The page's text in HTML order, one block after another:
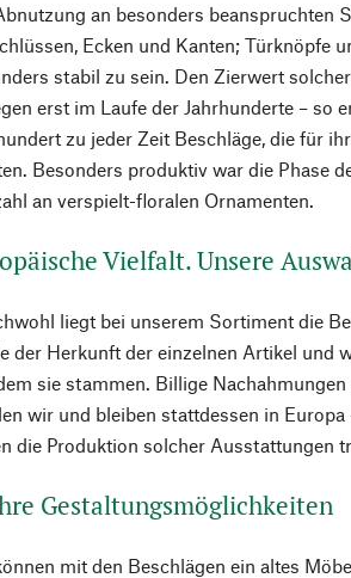
an besonders beanspruchten
Ecken und Kanten; Türknöpfe
stabil zu sein. Den Zierwert
erst im Laufe der Jahrhunderte – so
zu jeder Zeit Beschläge, die für
Besonders produktiv war die Phase
an verspielt-floralen Ornamenten.
Vielfalt. Unsere
liegt bei unserem Sortiment die
der Herkunft der einzelnen Artikel und
sie stammen. Billige
wir und bleiben stattdessen in Europa
die Produktion solcher Ausstattungen
Gestaltungsmöglichkeiten
mit den Beschlägen ein altes